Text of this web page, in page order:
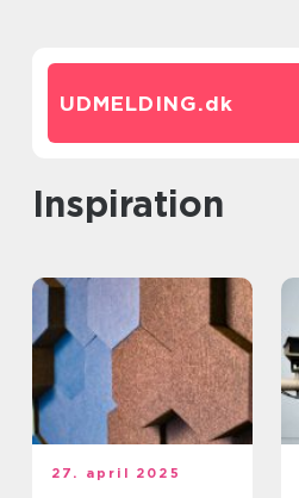
UDMELDING.dk
inspiration
27. april 2025